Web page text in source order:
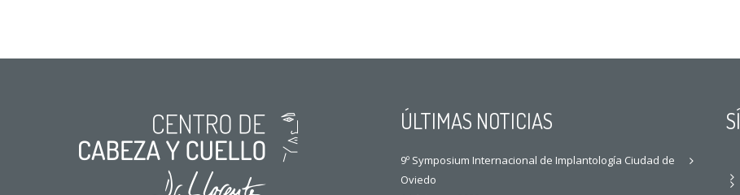
ÚLTIMAS NOTICIAS
9º Symposium Internacional de Implantología Ciudad de
Oviedo